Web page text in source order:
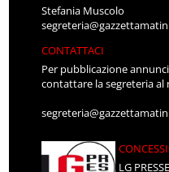
Stefania Muscolo
CONTATTACI
Per pubblicazione
contattare la segreteria al
LG